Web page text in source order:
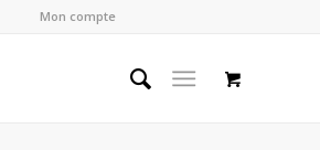
Mon compte